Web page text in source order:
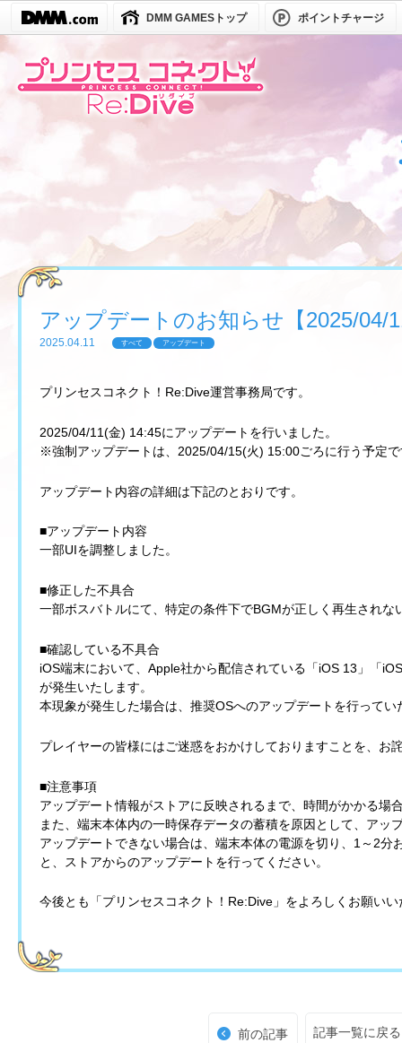
DMM GAMESトップ ポイントチャージ
アップデートのお知らせ【2025/04/
2025.04.11 すべて アップデート
プリンセスコネクト！Re:Dive運営事務局です。
2025/04/11(金) 14:45にアップデートを行いました。
※強制アップデートは、2025/04/15(火) 15:00ごろに行う予定
アップデート内容の詳細は下記のとおりです。
■アップデート内容
一部UIを調整しました。
■修正した不具合
一部ボスバトルにて、特定の条件下でBGMが正しく再生されな
■確認している不具合
iOS端末において、Apple社から配信されている「iOS 13」「
が発生いたします。
本現象が発生した場合は、推奨OSへのアップデートを行って
プレイヤーの皆様にはご迷惑をおかけしておりますことを、お
■注意事項
アップデート情報がストアに反映されるまで、時間がかかる場
また、端末本体内の一時保存データの蓄積を原因として、アッ
アップデートできない場合は、端末本体の電源を切り、1～2
と、ストアからのアップデートを行ってください。
今後とも「プリンセスコネクト！Re:Dive」をよろしくお願いい
前の記事 記事一覧に戻る